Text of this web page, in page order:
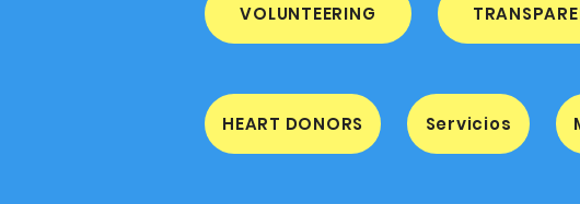
VOLUNTEERING
HEART DONORS Servicios